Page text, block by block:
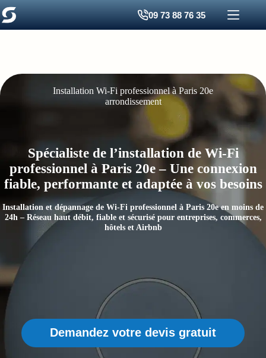
Passer
au
contenu
09 73 88 76 35
Installation Wi‑Fi professionnel à Paris 20e
arrondissement
Spécialiste de l’installation de Wi-Fi
professionnel à Paris 20e – Une connexion
fiable, performante et adaptée à vos besoins
Installation et dépannage de Wi‑Fi professionnel à Paris 20e en moins de
24h – Réseau haut débit, fiable et sécurisé pour entreprises, commerces,
hôtels et Airbnb
Demandez votre devis gratuit